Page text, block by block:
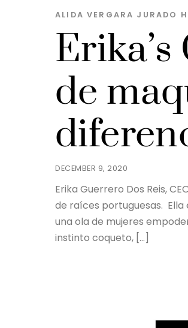
DECEMBER 9, 2020
de
ALIDA VERGARA JURADO
Erika Guerrero Dos Reis,
de raíces portuguesas. Ella
una ola de mujeres
instinto coqueto, […]